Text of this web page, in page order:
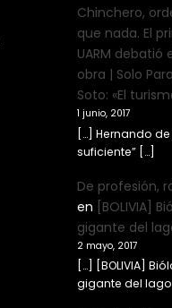
Chinchero,
que nada. El
UARM
obra | Solo
Soto: «El
1 junio, 2017
[…] Hernando
suficiente” […]
De profesión,
en [BOLIVIA]
gigante del
2 mayo, 2017
[…] [BOLIVIA]
gigante del lago